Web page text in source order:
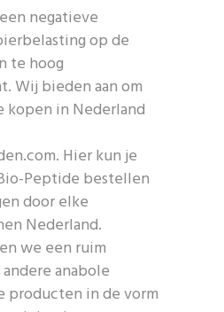
negatieve
op de
te hoog
Wij bieden aan om
kopen in Nederland
Hier kun je
Peptide bestellen
door elke
Nederland.
we een ruim
anabole
producten in de vorm